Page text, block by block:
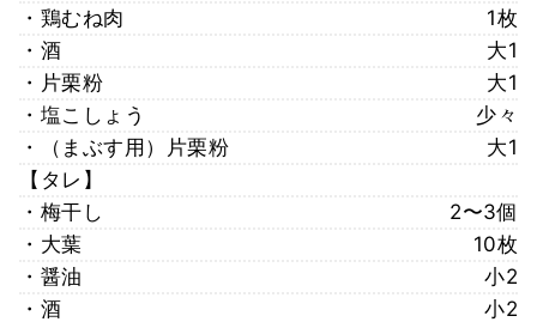
・鶏むね肉
1枚
・酒
大1
・片栗粉
大1
・塩こしょう
少々
・（まぶす用）片栗粉
大1
【タレ】
・梅干し
2〜3個
・大葉
10枚
・醤油
小2
・酒
小2